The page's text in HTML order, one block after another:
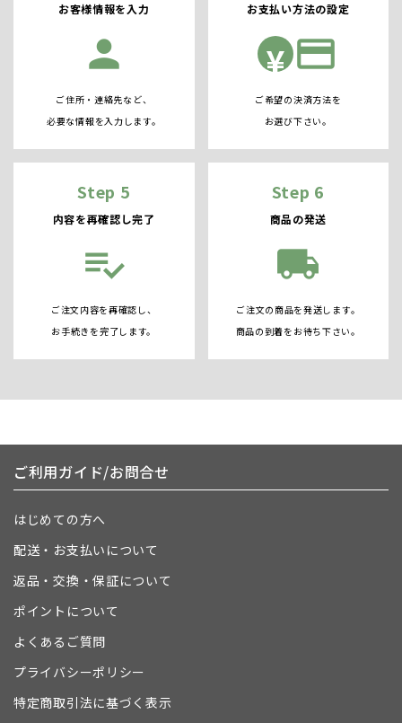
お客様情報を入力
person
ご住所・連絡先など、
必要な情報を入力します。
お支払い方法の設定
¥ credit_card
ご希望の決済方法を
お選び下さい。
Step 5
内容を再確認し完了
playlist_add_check
ご注文内容を再確認し、
お手続きを完了します。
Step 6
商品の発送
local_shipping
ご注文の商品を発送します。
商品の到着をお待ち下さい。
ご利用ガイド/お問合せ
はじめての方へ
配送・お支払いについて
返品・交換・保証について
ポイントについて
よくあるご質問
プライバシーポリシー
特定商取引法に基づく表示